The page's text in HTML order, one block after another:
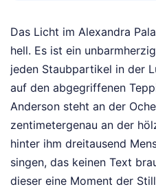
Das Licht im Alexandra
hell. Es ist ein
jeden Staubpartikel in der
auf den abgegriffenen
Anderson steht an der
zentimetergenau an der
hinter ihm dreitausend
singen, das keinen Text
dieser eine Moment der